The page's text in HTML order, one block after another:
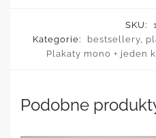
SKU:
Kategorie:
bestsellery,
Plakaty mono + jeden
Podobne